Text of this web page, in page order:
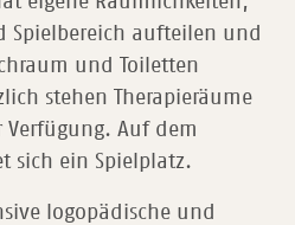
Spielbereich aufteilen und
und Toiletten
stehen Therapieräume
Auf dem
sich ein Spielplatz.
logopädische und